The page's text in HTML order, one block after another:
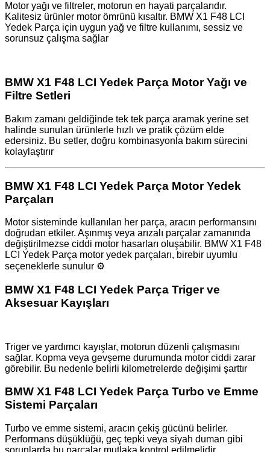
Motor yağı ve filtreler, motorun en hayati parçalarıdır.
Kalitesiz ürünler motor ömrünü kısaltır. BMW X1 F48 LCI
Yedek Parça için uygun yağ ve filtre kullanımı, sessiz ve
sorunsuz çalışma sağlar ️
BMW X1 F48 LCI Yedek Parça Motor Yağı ve
Filtre Setleri
Bakım zamanı geldiğinde tek tek parça aramak yerine set
halinde sunulan ürünlerle hızlı ve pratik çözüm elde
edersiniz. Bu setler, doğru kombinasyonla bakım sürecini
kolaylaştırır
BMW X1 F48 LCI Yedek Parça Motor Yedek
Parçaları
Motor sisteminde kullanılan her parça, aracın performansını
doğrudan etkiler. Aşınmış veya arızalı parçalar zamanında
değiştirilmezse ciddi motor hasarları oluşabilir. BMW X1 F48
LCI Yedek Parça motor yedek parçaları, birebir uyumlu
seçeneklerle sunulur ⚙️
BMW X1 F48 LCI Yedek Parça Triger ve
Aksesuar Kayışları
Triger ve yardımcı kayışlar, motorun düzenli çalışmasını
sağlar. Kopma veya gevşeme durumunda motor ciddi zarar
görebilir. Bu nedenle belirli kilometrelerde değişimi şarttır
BMW X1 F48 LCI Yedek Parça Turbo ve Emme
Sistemi Parçaları
Turbo ve emme sistemi, aracın çekiş gücünü belirler.
Performans düşüklüğü, geç tepki veya siyah duman gibi